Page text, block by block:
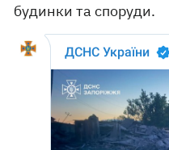
будинки та споруди.